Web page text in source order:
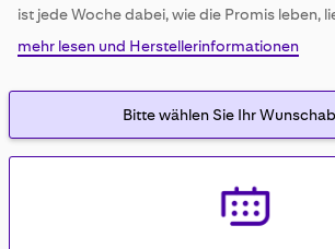
of
images
ist jede Woche dabei, wie die Promis leben,
mehr lesen und Herstellerinformationen